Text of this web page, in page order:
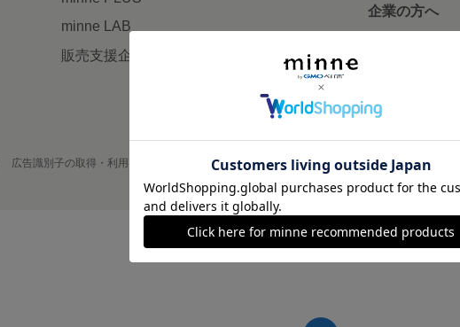
minne LAB
販売支援企画・イベント
企業の方へ
広告識別子の取得・利用 プライバシーポリシー 会社概要 採用情報 メディアキット
©GMO Pepabo, Inc. All rights reserved.